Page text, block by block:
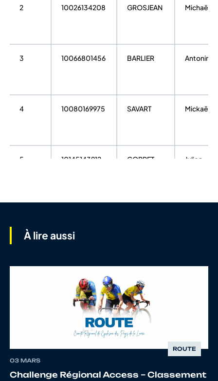
2 10026134208 GROSJEAN Michaël
3 10066801456 BARLIER Antonin
4 10080169975 SAVART Mickaël
5 10145143912 GORRET Julien
10001219756 BODROGI
9
MOREL
À lire aussi
ROUTE
03 MARS
Challenge Régional Access – Classement